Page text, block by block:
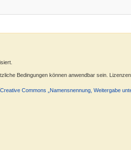
Bedingungen können anwendbar sein.